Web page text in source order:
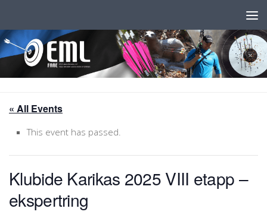
« All Events
This event has passed.
Klubide Karikas 2025 VIII etapp –
ekspertring